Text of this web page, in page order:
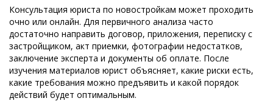
Консультация юриста по новостройкам может проходить
очно или онлайн. Для первичного анализа часто
достаточно направить договор, приложения, переписку с
застройщиком, акт приемки, фотографии недостатков,
заключение эксперта и документы об оплате. После
изучения материалов юрист объясняет, какие риски есть,
какие требования можно предъявить и какой порядок
действий будет оптимальным.